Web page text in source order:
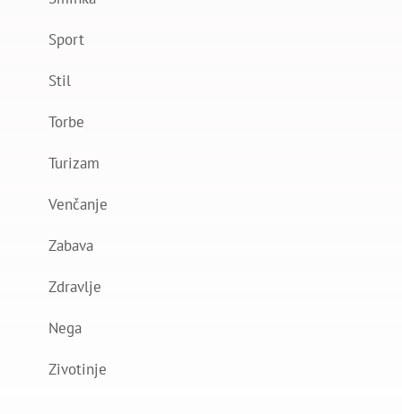
Sport
Stil
Torbe
Turizam
Venčanje
Zabava
Zdravlje
Nega
Zivotinje